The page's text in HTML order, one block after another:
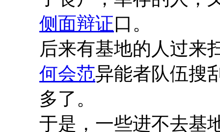
侧面辩证口。
后来有基地的人过来
何会范异能者队伍搜
多了。
于是，一些进不去基